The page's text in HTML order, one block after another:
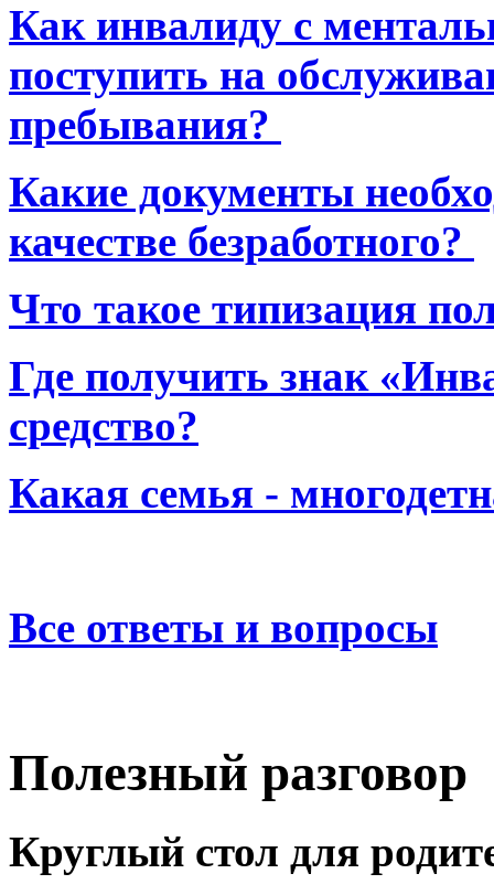
Как инвалиду с
поступить на
пребывания?
Какие документы
качестве безработного?
Что такое типизация
Где получить знак
средство?
Какая семья -
Все ответы и вопросы
Полезный разговор
Круглый стол для